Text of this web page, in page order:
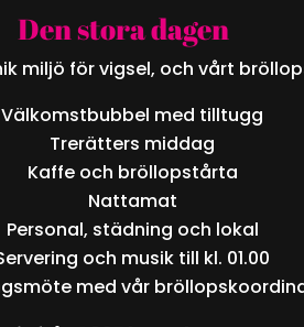
Den stora dagen
miljö för vigsel, och vårt
Välkomstbubbel med tilltugg
Trerätters middag
Kaffe och bröllopstårta
Nattamat
Personal, städning och lokal
och musik till kl. 01.00
med vår